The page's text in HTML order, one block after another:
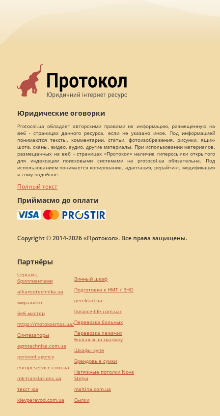
Юридические оговорки
Protocol.ua обладает авторскими правами на информацию, размещенную на
веб - страницах данного ресурса, если не указано иное. Под информацией
понимаются тексты, комментарии, статьи, фотоизображения, рисунки, ящик-
шота, сканы, видео, аудио, другие материалы. При использовании материалов,
размещенных на веб - страницах «Протокол» наличие гиперссылки открытого
для индексации поисковыми системами на protocol.ua обязательна. Под
использованием понимается копирования, адаптация, рерайтинг, модификация
и тому подобное.
Полный текст
Приймаємо до оплати
Copyright © 2014-2026 «Протокол». Все права защищены.
Партнёры
Серьги с
бриллиантами
alliancetechnika.ua
миралинкс
Веб мастер
https://motokosmos.ua/
Синтезаторы
agrotechnika.com.ua
perevod.agency
europeservice.com.ua
mk-translations.ua
текст юа
kievperevod.com.ua
Винный шкаф
Подготовка к НМТ / ВНО
pereklad.ua
hospice-life.com.ua/
Перевозка больных
Перевозка лежачих
больных за границу
Шкафы купе
Брендовые сумки
Натяжные потолки Nova
Stelya
maltina.com.ua
Cылки